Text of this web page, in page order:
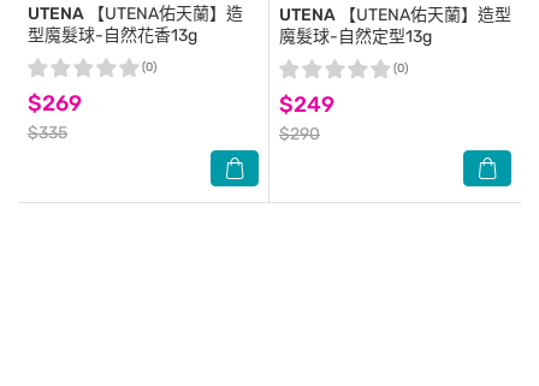
UTENA 【UTENA佑天蘭】造
型魔髮球-自然花香13g
$269
$335
(0)
UTENA 【UTENA佑天蘭】造型
魔髮球-自然定型13g
$249
$290
(0)